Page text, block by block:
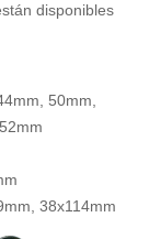
disponibles
50mm,
38x114mm